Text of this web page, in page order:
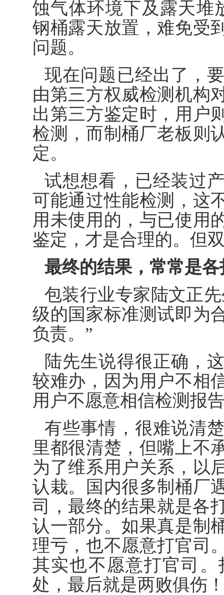
蚀气体环境下及露天堆
钢桶露天放置，难免受
问题。
现在问题已经出了，
由第三方权威检测机构
出第三方鉴定时，用户
检测，而制桶厂老板则
定。
试想想看，已经装过
可能通过性能检测，这
用未使用的，与已使用
鉴定，才是合理的。但
最终的结果，常常是各
包装行业专家陆文正
级的国家标准测试即为
负责。”
陆先生说得很正确，
较难办，因为用户不相
用户不愿意相信检测报
有些事情，很难说清
里都很清楚，但嘴上不
为了维系用户关系，以
认栽。国内很多制桶厂
司，最终的结果就是各
认一部分。如果真是制
理亏，也不愿意打官司
其实也不愿意打官司
处，最后就是两败俱伤